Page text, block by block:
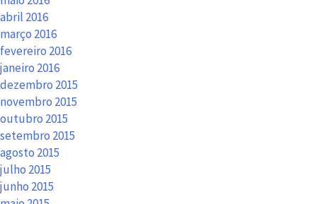
abril 2016
março 2016
fevereiro 2016
janeiro 2016
dezembro 2015
novembro 2015
outubro 2015
setembro 2015
agosto 2015
julho 2015
junho 2015